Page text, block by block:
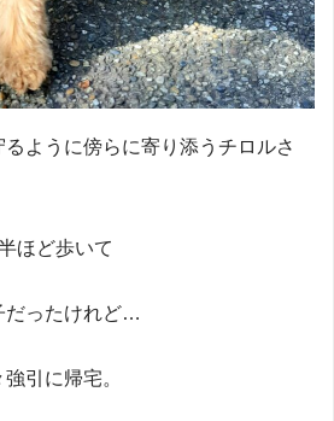
ように傍らに寄り添うチロルさ
ほど歩いて
だったけれど…
引に帰宅。